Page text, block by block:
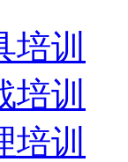
培训
培训
培训